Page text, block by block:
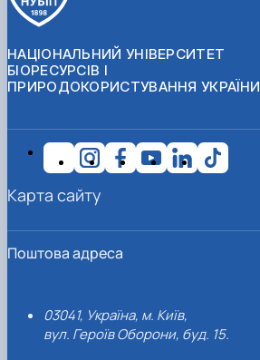
НАЦІОНАЛЬНИЙ УНІВЕРСИТЕТ
БІОРЕСУРСІВ І
ПРИРОДОКОРИСТУВАННЯ УКРАЇНИ
Поштова адреса
03041, Україна, м. Київ,
вул. Героїв Оборони, буд. 15.
Карта сайту